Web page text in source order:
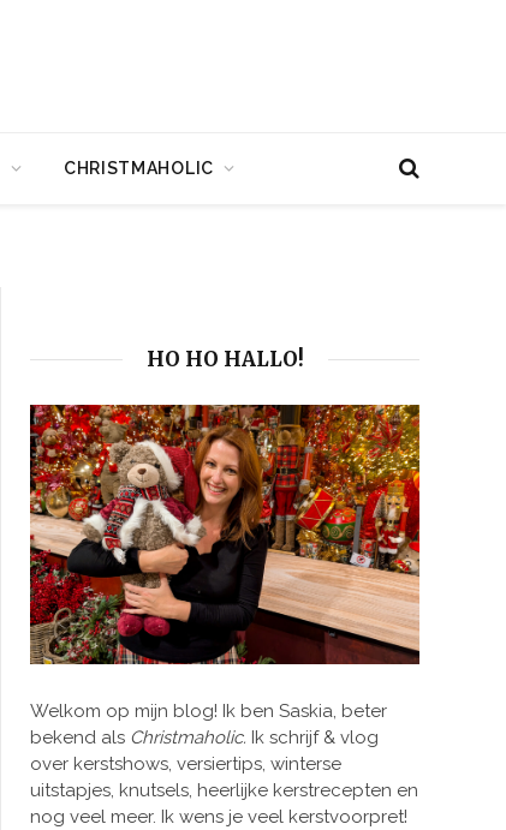
CHRISTMAHOLIC
HO HO HALLO!
Welkom op mijn blog! Ik ben Saskia, beter
bekend als Christmaholic. Ik schrijf & vlog
over kerstshows, versiertips, winterse
uitstapjes, knutsels, heerlijke kerstrecepten en
nog veel meer. Ik wens je veel kerstvoorpret!